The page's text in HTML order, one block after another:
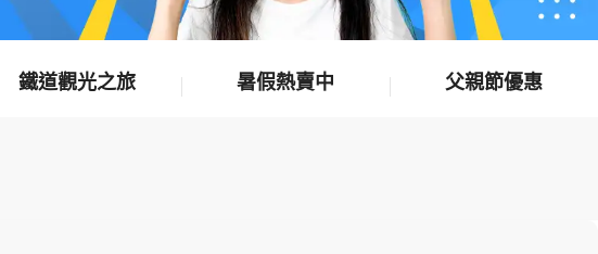
鐵道觀光之旅 暑假熱賣中 父親節優惠